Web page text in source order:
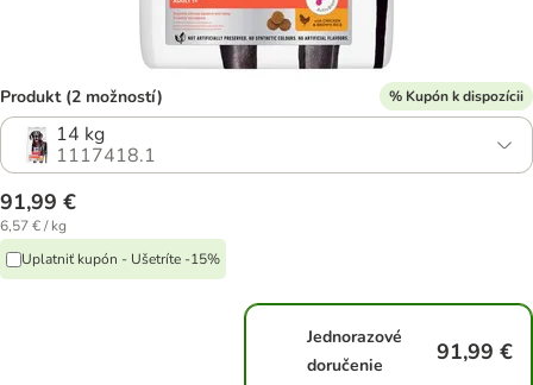
Produkt (2 možností) % Kupón k dispozícii
14 kg
1117418.1
91,99 €
6,57 € / kg
Uplatniť kupón - Ušetríte -15%
Jednorazové
doručenie
91,99 €